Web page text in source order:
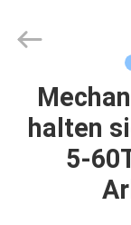
HAUSE
PRODUKTE
Reserved.
halten
5-